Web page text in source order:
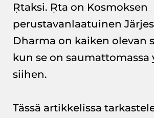
Ṛtaksi. Ṛta on Kosmoksen
perustavanlaatuinen
Dharma on kaiken olevan
kun se on saumattomassa
siihen.
Tässä artikkelissa